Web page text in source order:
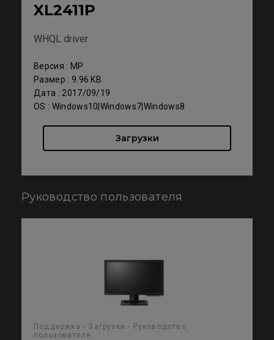
XL2411P
WHQL driver
Версия : MP
Размер : 9.96 KB
Дата : 2017/09/19
OS : Windows10|Windows7|Windows8
Загрузки
Руководство пользователя
Поддержка - Загрузки - Руководство
пользователя